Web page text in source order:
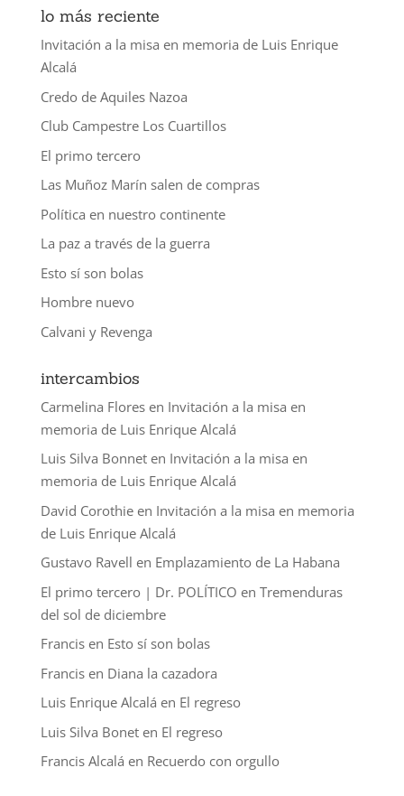
lo más reciente
Invitación a la misa en memoria de Luis Enrique
Alcalá
Credo de Aquiles Nazoa
Club Campestre Los Cuartillos
El primo tercero
Las Muñoz Marín salen de compras
Política en nuestro continente
La paz a través de la guerra
Esto sí son bolas
Hombre nuevo
Calvani y Revenga
intercambios
Carmelina Floresen Invitación a la misa en
memoria de Luis Enrique Alcalá
Luis Silva Bonneten Invitación a la misa en
memoria de Luis Enrique Alcalá
David Corothieen Invitación a la misa en memoria
de Luis Enrique Alcalá
Gustavo Ravell en Emplazamiento de La Habana
El primo tercero | Dr. POLÍTICO en Tremenduras
del sol de diciembre
Francisen Esto sí son bolas
Francisen Diana la cazadora
Luis Enrique Alcalá en El regreso
Luis Silva Boneten El regreso
Francis Alcalá en Recuerdo con orgullo